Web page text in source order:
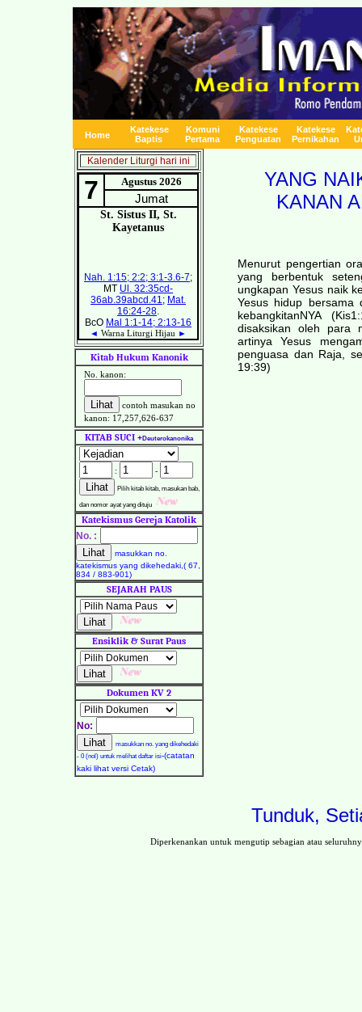
Home
Katekese
Baptis
Komuni
Pertama
Katekese
Penguatan
Katekese
Pernikahan
Kalender Liturgi hari ini
Kitab Hukum Kanonik
No. kanon:
contoh masukan no
kanon: 17,257,626-637
KITAB SUCI +Deuterokanonika
: -
Pilih kitab kitab, masukan bab,
dan nomor ayat yang dituju
Katekismus Gereja Katolik
No. :
masukkan no.
katekismus yang dikehedaki,( 67,
834 / 883-901)
SEJARAH PAUS
Ensiklik & Surat Paus
Dokumen KV 2
No:
masukkan no. yang dikehedaki
- 0 (nol) untuk melihat daftar isi-(catatan
kaki lihat versi Cetak)
YANG
KANAN
Menurut pengertian
yang berbentuk
ungkapan Yesus naik
Yesus hidup bersama
kebangkitanNYA
disaksikan oleh para
artinya Yesus
penguasa dan Raja,
19:39)
Tunduk,
Diperkenankan untuk mengutip sebagian atau